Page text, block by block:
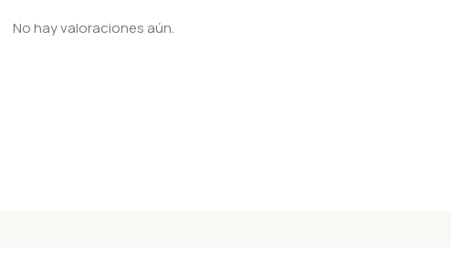
No hay valoraciones aún.